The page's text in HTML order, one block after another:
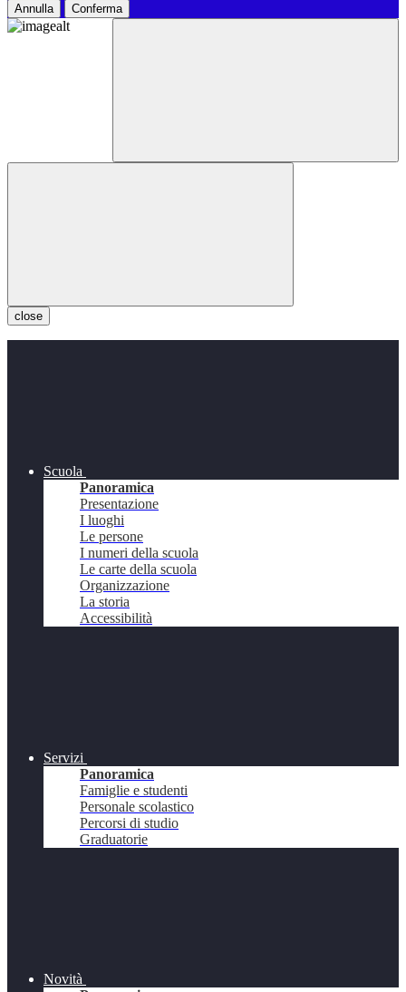
Annulla Conferma
close
Scuola
Panoramica
Presentazione
I luoghi
Le persone
I numeri della scuola
Le carte della scuola
Organizzazione
La storia
Accessibilità
Servizi
Panoramica
Famiglie e studenti
Personale scolastico
Percorsi di studio
Graduatorie
Novità